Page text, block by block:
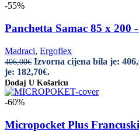
-55%
Panchetta Samac 85 x 200
Madraci, Ergoflex
406,00€ Izvorna cijena bila je:
je: 182,70€.
Dodaj U Košaricu
-60%
Micropocket Plus